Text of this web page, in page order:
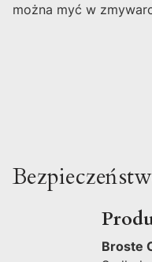
można myć w
Broste